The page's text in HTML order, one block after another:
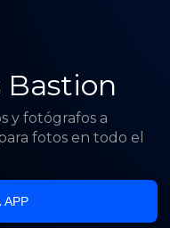
Bastion
y fotógrafos a
fotos en todo el
APP